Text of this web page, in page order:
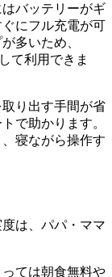
バッテリーがギ
にフル充電が可
多いため、
て利用できま
り出す手間が省
で助かります。
寝ながら操作す
は、パパ・ママ
ては朝食無料や